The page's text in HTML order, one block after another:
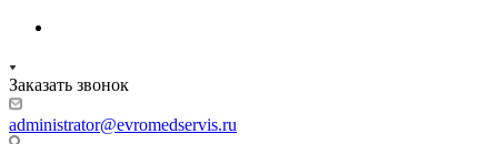
Заказать звонок
administrator@evromedservis.ru